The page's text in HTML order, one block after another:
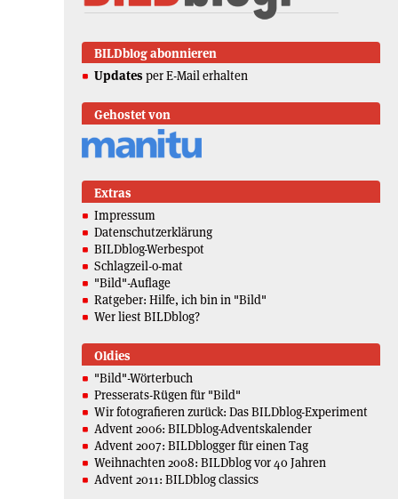
BILDblog abonnieren
Updates per E-Mail erhalten
Gehostet von
Extras
Impressum
Datenschutzerklärung
BILDblog-Werbespot
Schlagzeil-o-mat
"Bild"-Auflage
Ratgeber: Hilfe, ich bin in "Bild"
Wer liest BILDblog?
Oldies
"Bild"-Wörterbuch
Presserats-Rügen für "Bild"
Wir fotografieren zurück: Das BILDblog-Experiment
Advent 2006: BILDblog-Adventskalender
Advent 2007: BILDblogger für einen Tag
Weihnachten 2008: BILDblog vor 40 Jahren
Advent 2011: BILDblog classics